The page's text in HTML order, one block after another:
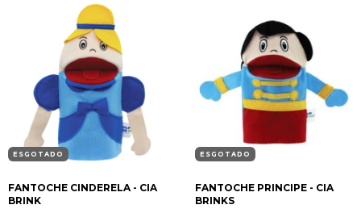
ESGOTADO
FANTOCHE CINDERELA - CIA
BRINK
ESGOTADO
FANTOCHE PRINCIPE - CIA
BRINKS